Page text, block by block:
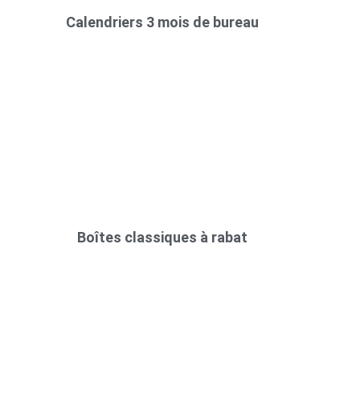
Calendriers 3 mois de bureau
Boîtes classiques à rabat